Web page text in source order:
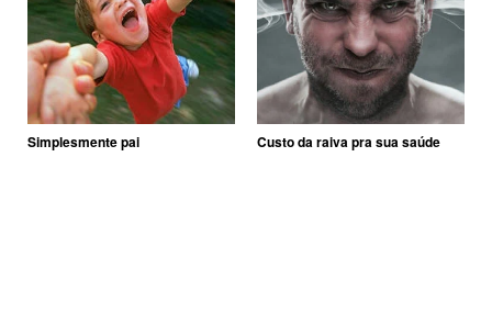
Simplesmente pai Custo da raiva pra sua saúde